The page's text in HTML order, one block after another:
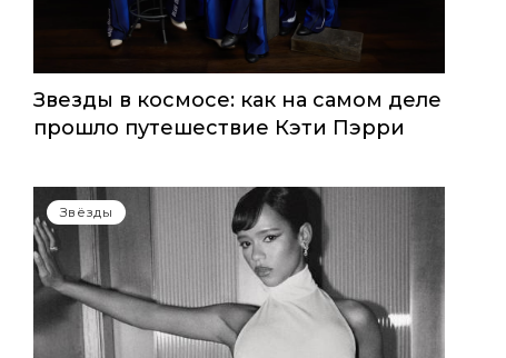
Звезды в космосе: как на самом деле
прошло путешествие Кэти Пэрри
Звёзды